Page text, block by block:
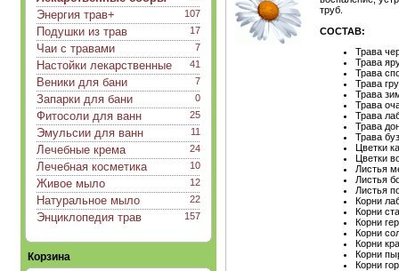
107
Энергия трав+
17
Подушки из трав
7
Чаи с травами
41
Настойки лекарственные
7
Веники для бани
0
Запарки для бани
25
Фитосоли для ванн
11
Эмульсии для ванн
24
Лечебные крема
10
Лечебная косметика
12
Живое мыло
22
Натуральное мыло
157
Энциклопедия трав
Корзина
труб.
СОСТАВ:
Трава
Трава
Трава
Трава
Трава
Трава
Трава
Трава
Трава
Цветки
Цветки
Листья
Листья
Листья
Корни
Корни
Корни
Корни
Корни
Корни
Корни